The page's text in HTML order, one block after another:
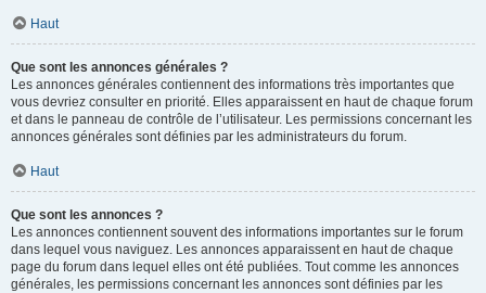
Haut
Que sont les annonces générales ?
Les annonces générales contiennent des informations très importantes que
vous devriez consulter en priorité. Elles apparaissent en haut de chaque forum
et dans le panneau de contrôle de l’utilisateur. Les permissions concernant les
annonces générales sont définies par les administrateurs du forum.
Haut
Que sont les annonces ?
Les annonces contiennent souvent des informations importantes sur le forum
dans lequel vous naviguez. Les annonces apparaissent en haut de chaque
page du forum dans lequel elles ont été publiées. Tout comme les annonces
générales, les permissions concernant les annonces sont définies par les